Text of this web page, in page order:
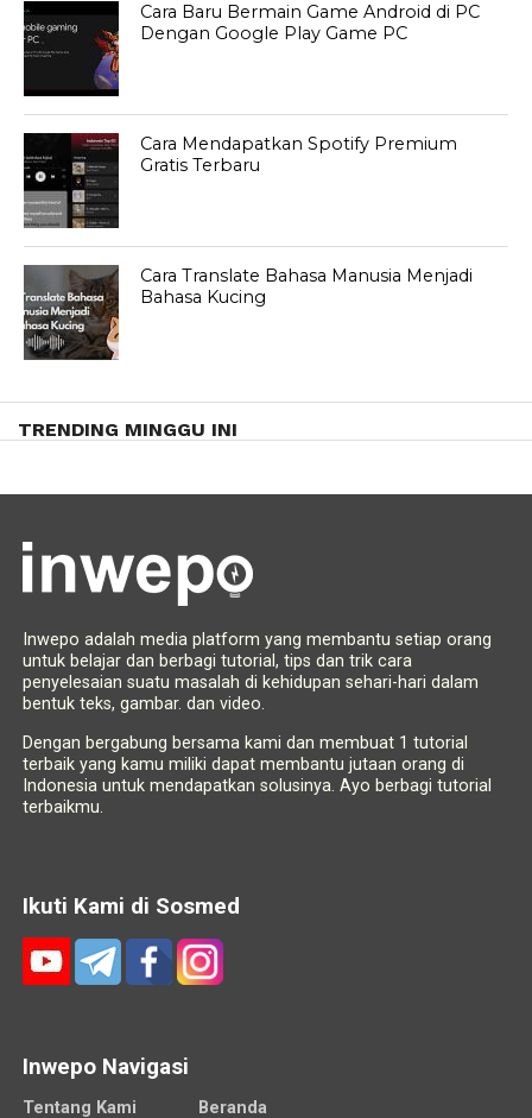
Cara Baru Bermain Game Android di PC
Dengan Google Play Game PC
Cara Mendapatkan Spotify Premium
Gratis Terbaru
Cara Translate Bahasa Manusia Menjadi
Bahasa Kucing
TRENDING MINGGU INI
Inwepo adalah media platform yang membantu setiap orang
untuk belajar dan berbagi tutorial, tips dan trik cara
penyelesaian suatu masalah di kehidupan sehari-hari dalam
bentuk teks, gambar. dan video.
Dengan bergabung bersama kami dan membuat 1 tutorial
terbaik yang kamu miliki dapat membantu jutaan orang di
Indonesia untuk mendapatkan solusinya. Ayo berbagi tutorial
terbaikmu.
Ikuti Kami di Sosmed
Inwepo Navigasi
Tentang Kami Beranda